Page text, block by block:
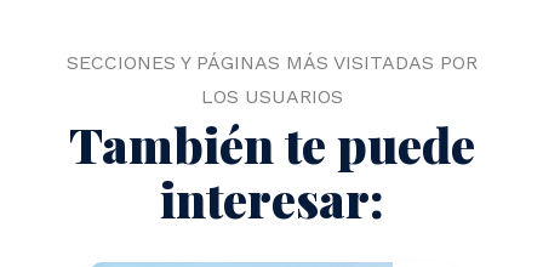
SECCIONES Y PÁGINAS MÁS VISITADAS POR
LOS USUARIOS
También te puede
interesar: